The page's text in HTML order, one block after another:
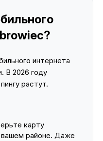
интернета
В 2026 году
растут.
карту
вашем районе. Даже